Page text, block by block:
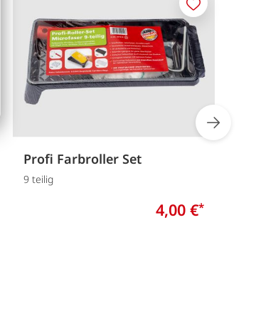
Profi Farbroller Set
9 teilig
4,00 €*
Merken